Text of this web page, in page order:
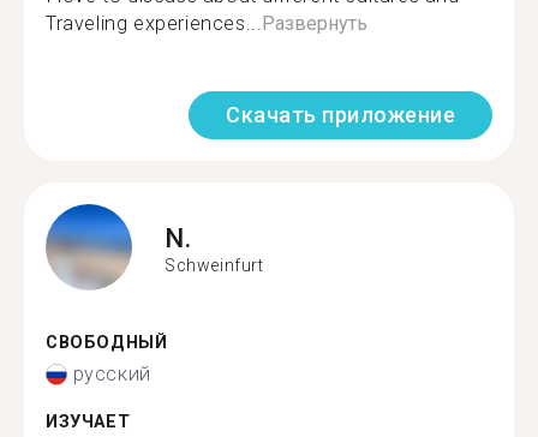
Traveling experiences... Развернуть
Скачать приложение
N.
Schweinfurt
СВОБОДНЫЙ
русский
ИЗУЧАЕТ